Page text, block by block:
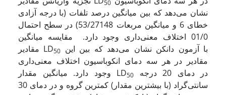
50
نشان می‌دهد که بین میانگین درصد تلفات (با درجه آزادی
خطای 6 و میانگین مربعات 53/27148) در سطح احتمال
01/0 اختلاف معنی‌داری وجود دارد. مقایسه میانگین
مقادیر LD50
مقادیر در هر سه دمای انکوباسیون اختلاف معنی‌داری
وجود دارد. میانگین مقدار LD50
سانتی‌گراد (با بیشترین مقدار) کمترین گروه و در دمای 30